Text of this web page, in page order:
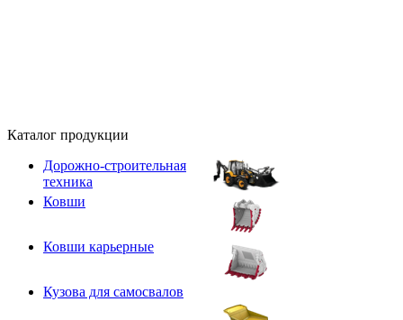
Каталог продукции
Дорожно-строительная
техника
Ковши
Ковши карьерные
Кузова для самосвалов